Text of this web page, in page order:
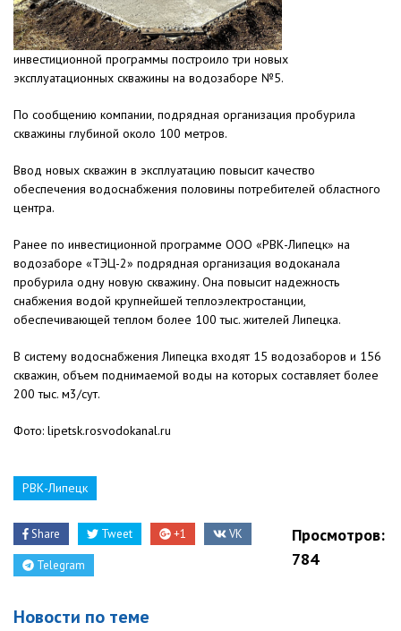
инвестиционной программы построило три новых
эксплуатационных скважины на водозаборе №5.
По сообщению компании, подрядная организация пробурила
скважины глубиной около 100 метров.
Ввод новых скважин в эксплуатацию повысит качество
обеспечения водоснабжения половины потребителей областного
центра.
Ранее по инвестиционной программе ООО «РВК-Липецк» на
водозаборе «ТЭЦ-2» подрядная организация водоканала
пробурила одну новую скважину. Она повысит надежность
снабжения водой крупнейшей теплоэлектростанции,
обеспечивающей теплом более 100 тыс. жителей Липецка.
В систему водоснабжения Липецка входят 15 водозаборов и 156
скважин, объем поднимаемой воды на которых составляет более
200 тыс. м3/сут.
Фото: lipetsk.rosvodokanal.ru
РВК-Липецк
Share Tweet +1 VK
Telegram
Просмотров:
784
Новости по теме